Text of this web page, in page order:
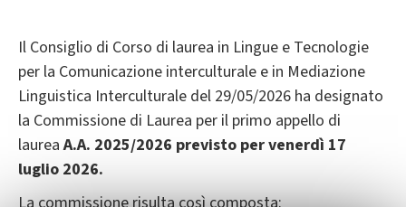
Il Consiglio di Corso di laurea in Lingue e Tecnologie
per la Comunicazione interculturale e in Mediazione
Linguistica Interculturale del 29/05/2026 ha designato
la Commissione di Laurea per il primo appello di
laureaA.A. 2025/2026 previsto per venerdì 17
luglio 2026.